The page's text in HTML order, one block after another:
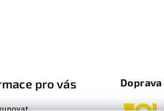
pro vás Doprava